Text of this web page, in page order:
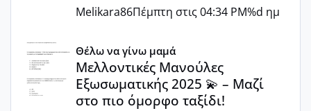
Melikara86Πέμπτη στις 04:34 PM%d ημ
Μελλοντικές Μανούλες Εξωσωματικής 2025 💫 – Μαζί
Θέλω να γίνω μαμά
Μελλοντικές Μανούλες
Εξωσωματικής 2025 💫 – Μαζί
στο πιο όμορφο ταξίδι!